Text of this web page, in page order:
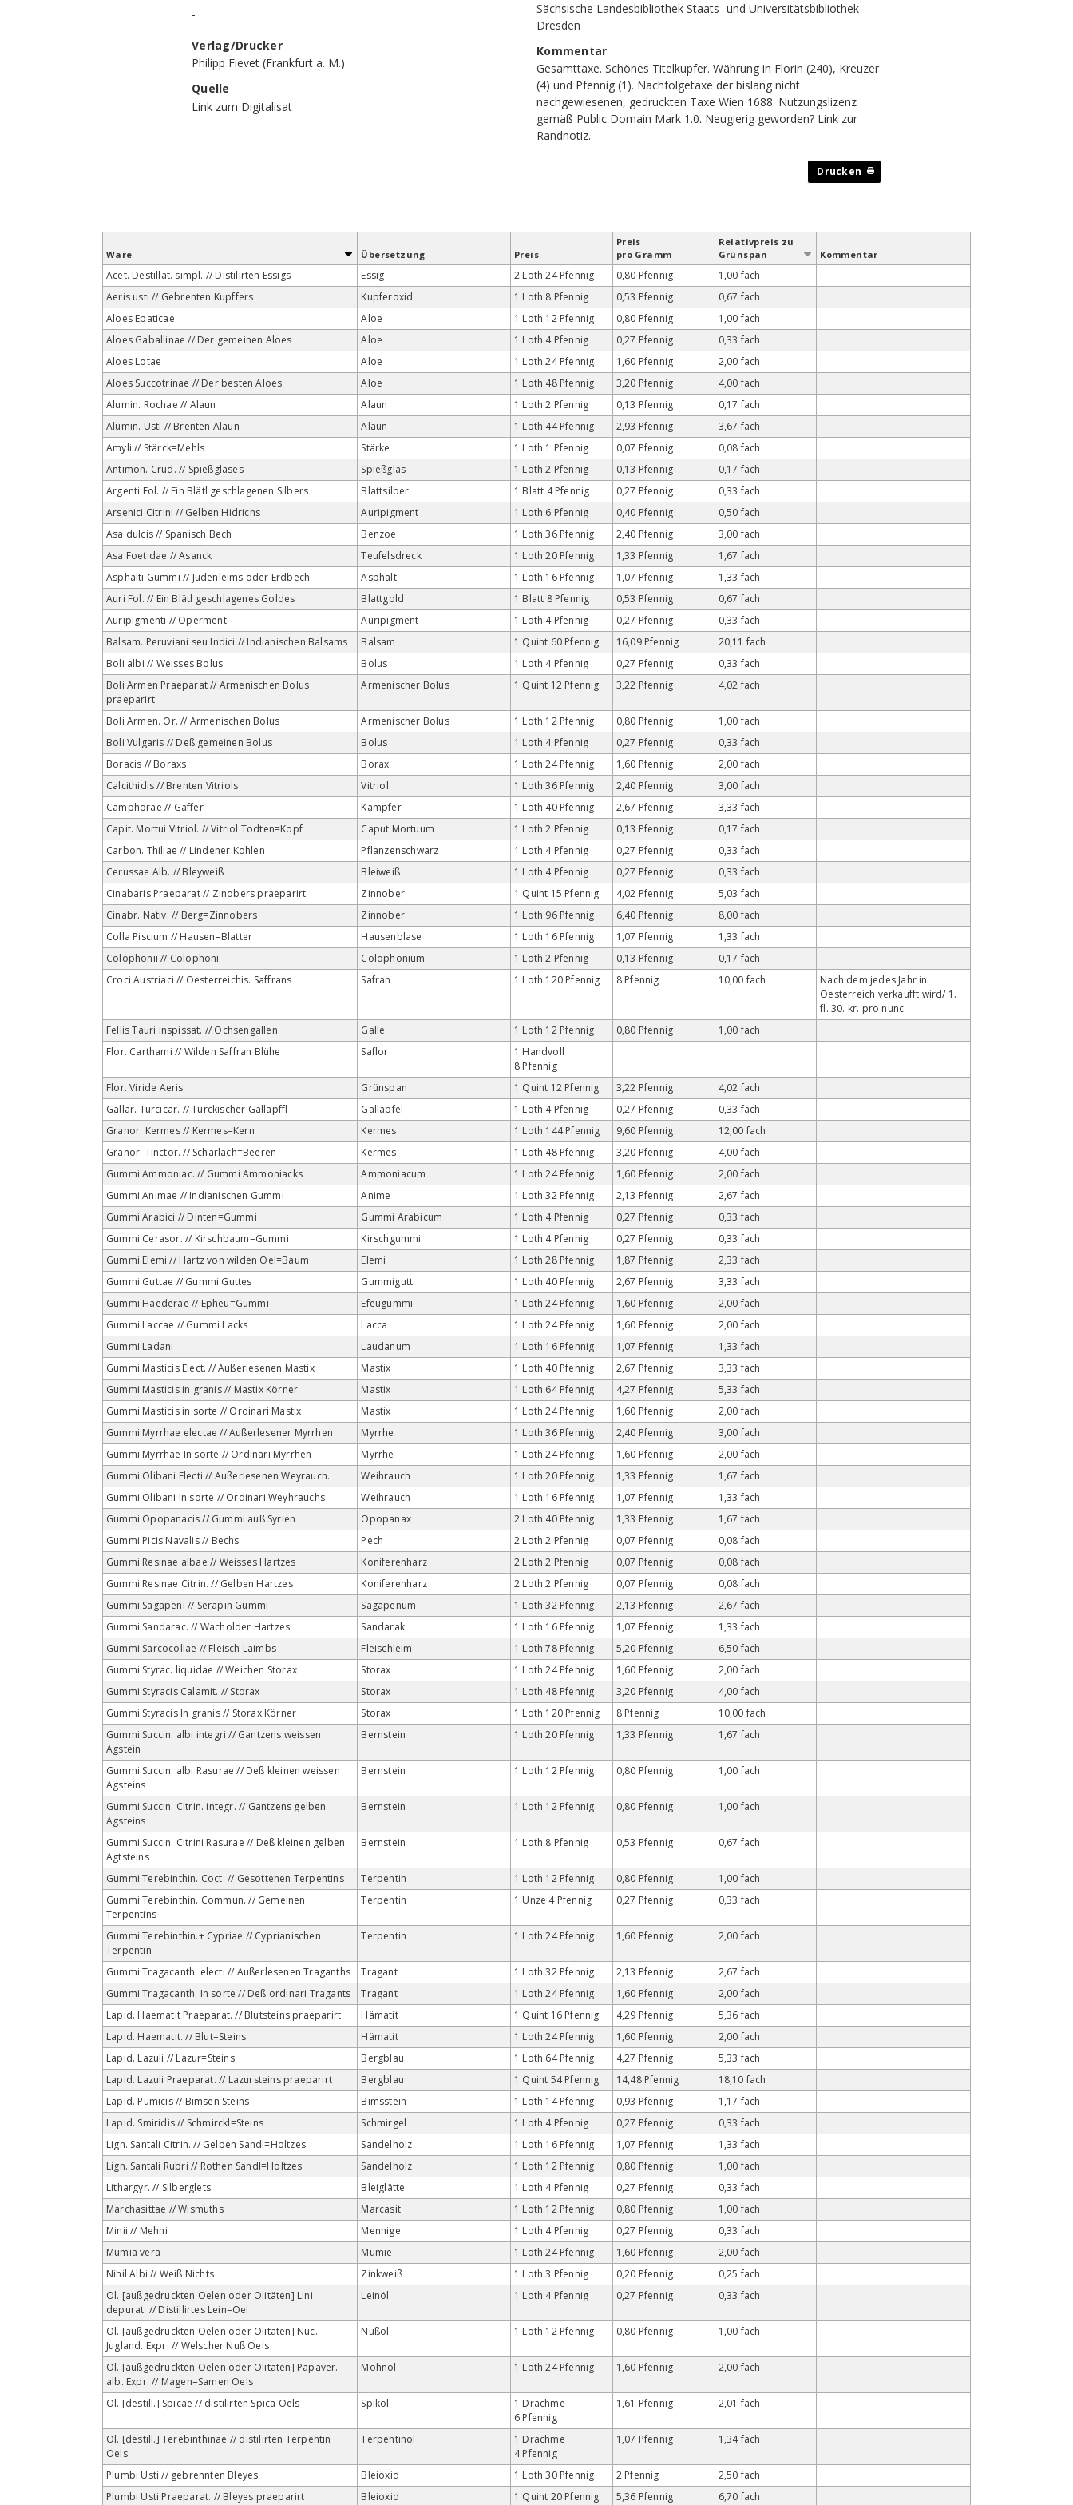
-
Verlag/Drucker
Philipp Fievet (Frankfurt a. M.)
Quelle
Link zum Digitalisat
Sächsische Landesbibliothek Staats- und Universitätsbibliothek
Dresden
Kommentar
Gesamttaxe. Schönes Titelkupfer. Währung in Florin (240), Kreuzer
(4) und Pfennig (1). Nachfolgetaxe der bislang nicht
nachgewiesenen, gedruckten Taxe Wien 1688. Nutzungslizenz
gemäß Public Domain Mark 1.0. Neugierig geworden? Link zur
Randnotiz.
Ware Übersetzung Preis
Preis
pro Gramm
Relativ­preis zu
Grün­span
Kommentar
Acet. Destillat. simpl. // Distilirten Essigs Essig 2 Loth 24 Pfennig 0,80 Pfennig
1,00 fach
Aeris usti // Gebrenten Kupffers
Kupferoxid 1 Loth 8 Pfennig 0,53 Pfennig
0,67 fach
Aloes Epaticae
Aloe 1 Loth 12 Pfennig 0,80 Pfennig
1,00 fach
Aloes Gaballinae // Der gemeinen Aloes
Aloe 1 Loth 4 Pfennig 0,27 Pfennig
0,33 fach
Aloes Lotae
Aloe 1 Loth 24 Pfennig 1,60 Pfennig
2,00 fach
Aloes Succotrinae // Der besten Aloes
Aloe 1 Loth 48 Pfennig 3,20 Pfennig
4,00 fach
Alumin. Rochae // Alaun
Alaun 1 Loth 2 Pfennig 0,13 Pfennig
0,17 fach
Alumin. Usti // Brenten Alaun
Alaun 1 Loth 44 Pfennig 2,93 Pfennig
3,67 fach
Amyli // Stärck=Mehls
Stärke 1 Loth 1 Pfennig 0,07 Pfennig
0,08 fach
Antimon. Crud. // Spießglases
Spießglas 1 Loth 2 Pfennig 0,13 Pfennig
0,17 fach
Argenti Fol. // Ein Blätl geschlagenen Silbers
Blattsilber 1 Blatt 4 Pfennig 0,27 Pfennig
0,33 fach
Arsenici Citrini // Gelben Hidrichs
Auripigment 1 Loth 6 Pfennig 0,40 Pfennig
0,50 fach
Asa dulcis // Spanisch Bech
Benzoe 1 Loth 36 Pfennig 2,40 Pfennig
3,00 fach
Asa Foetidae // Asanck
Teufelsdreck 1 Loth 20 Pfennig 1,33 Pfennig
1,67 fach
Asphalti Gummi // Judenleims oder Erdbech
Asphalt 1 Loth 16 Pfennig 1,07 Pfennig
1,33 fach
Auri Fol. // Ein Blätl geschlagenes Goldes
Blattgold 1 Blatt 8 Pfennig 0,53 Pfennig
0,67 fach
Auripigmenti // Operment
Auripigment 1 Loth 4 Pfennig 0,27 Pfennig
0,33 fach
Balsam. Peruviani seu Indici // Indianischen Balsams
Balsam 1 Quint 60 Pfennig 16,09 Pfennig
20,11 fach
Boli albi // Weisses Bolus
Bolus 1 Loth 4 Pfennig 0,27 Pfennig
0,33 fach
Boli Armen Praeparat // Armenischen Bolus
praeparirt
Armenischer Bolus 1 Quint 12 Pfennig 3,22 Pfennig 4,02 fach
Boli Armen. Or. // Armenischen Bolus Armenischer Bolus 1 Loth 12 Pfennig 0,80 Pfennig
1,00 fach
Boli Vulgaris // Deß gemeinen Bolus
Bolus 1 Loth 4 Pfennig 0,27 Pfennig
0,33 fach
Boracis // Boraxs
Borax 1 Loth 24 Pfennig 1,60 Pfennig
2,00 fach
Calcithidis // Brenten Vitriols
Vitriol 1 Loth 36 Pfennig 2,40 Pfennig
3,00 fach
Camphorae // Gaffer
Kampfer 1 Loth 40 Pfennig 2,67 Pfennig
3,33 fach
Capit. Mortui Vitriol. // Vitriol Todten=Kopf
Caput Mortuum 1 Loth 2 Pfennig 0,13 Pfennig
0,17 fach
Carbon. Thiliae // Lindener Kohlen
Pflanzenschwarz 1 Loth 4 Pfennig 0,27 Pfennig
0,33 fach
Cerussae Alb. // Bleyweiß
Bleiweiß 1 Loth 4 Pfennig 0,27 Pfennig
0,33 fach
Cinabaris Praeparat // Zinobers praeparirt
Zinnober 1 Quint 15 Pfennig 4,02 Pfennig
5,03 fach
Cinabr. Nativ. // Berg=Zinnobers
Zinnober 1 Loth 96 Pfennig 6,40 Pfennig
8,00 fach
Colla Piscium // Hausen=Blatter
Hausenblase 1 Loth 16 Pfennig 1,07 Pfennig
1,33 fach
Colophonii // Colophoni
Colophonium 1 Loth 2 Pfennig 0,13 Pfennig
0,17 fach
Croci Austriaci // Oesterreichis. Saffrans
Safran 1 Loth 120 Pfennig 8 Pfennig 10,00 fach
Nach dem jedes Jahr in
Oesterreich verkaufft wird/ 1.
fl. 30. kr. pro nunc.
Fellis Tauri inspissat. // Ochsengallen
Galle 1 Loth 12 Pfennig 0,80 Pfennig
1,00 fach
Flor. Carthami // Wilden Saffran Blühe
Saflor
1 Handvoll
8 Pfennig
Flor. Viride Aeris
Grünspan 1 Quint 12 Pfennig 3,22 Pfennig
4,02 fach
Gallar. Turcicar. // Türckischer Galläpffl
Galläpfel 1 Loth 4 Pfennig 0,27 Pfennig
0,33 fach
Granor. Kermes // Kermes=Kern
Kermes 1 Loth 144 Pfennig 9,60 Pfennig
12,00 fach
Granor. Tinctor. // Scharlach=Beeren
Kermes 1 Loth 48 Pfennig 3,20 Pfennig
4,00 fach
Gummi Ammoniac. // Gummi Ammoniacks
Ammoniacum 1 Loth 24 Pfennig 1,60 Pfennig
2,00 fach
Gummi Animae // Indianischen Gummi
Anime 1 Loth 32 Pfennig 2,13 Pfennig
2,67 fach
Gummi Arabici // Dinten=Gummi
Gummi Arabicum 1 Loth 4 Pfennig 0,27 Pfennig
0,33 fach
Gummi Cerasor. // Kirschbaum=Gummi
Kirschgummi 1 Loth 4 Pfennig 0,27 Pfennig
0,33 fach
Gummi Elemi // Hartz von wilden Oel=Baum
Elemi 1 Loth 28 Pfennig 1,87 Pfennig
2,33 fach
Gummi Guttae // Gummi Guttes
Gummigutt 1 Loth 40 Pfennig 2,67 Pfennig
3,33 fach
Gummi Haederae // Epheu=Gummi
Efeugummi 1 Loth 24 Pfennig 1,60 Pfennig
2,00 fach
Gummi Laccae // Gummi Lacks
Lacca 1 Loth 24 Pfennig 1,60 Pfennig
2,00 fach
Gummi Ladani
Laudanum 1 Loth 16 Pfennig 1,07 Pfennig
1,33 fach
Gummi Masticis Elect. // Außerlesenen Mastix
Mastix 1 Loth 40 Pfennig 2,67 Pfennig
3,33 fach
Gummi Masticis in granis // Mastix Körner
Mastix 1 Loth 64 Pfennig 4,27 Pfennig
5,33 fach
Gummi Masticis in sorte // Ordinari Mastix
Mastix 1 Loth 24 Pfennig 1,60 Pfennig
2,00 fach
Gummi Myrrhae electae // Außerlesener Myrrhen
Myrrhe 1 Loth 36 Pfennig 2,40 Pfennig
3,00 fach
Gummi Myrrhae In sorte // Ordinari Myrrhen
Myrrhe 1 Loth 24 Pfennig 1,60 Pfennig
2,00 fach
Gummi Olibani Electi // Außerlesenen Weyrauch.
Weihrauch 1 Loth 20 Pfennig 1,33 Pfennig
1,67 fach
Gummi Olibani In sorte // Ordinari Weyhrauchs
Weihrauch 1 Loth 16 Pfennig 1,07 Pfennig
1,33 fach
Gummi Opopanacis // Gummi auß Syrien
Opopanax 2 Loth 40 Pfennig 1,33 Pfennig
1,67 fach
Gummi Picis Navalis // Bechs
Pech 2 Loth 2 Pfennig 0,07 Pfennig
0,08 fach
Gummi Resinae albae // Weisses Hartzes
Koniferenharz 2 Loth 2 Pfennig 0,07 Pfennig
0,08 fach
Gummi Resinae Citrin. // Gelben Hartzes
Koniferenharz 2 Loth 2 Pfennig 0,07 Pfennig
0,08 fach
Gummi Sagapeni // Serapin Gummi
Sagapenum 1 Loth 32 Pfennig 2,13 Pfennig
2,67 fach
Gummi Sandarac. // Wacholder Hartzes
Sandarak 1 Loth 16 Pfennig 1,07 Pfennig
1,33 fach
Gummi Sarcocollae // Fleisch Laimbs
Fleischleim 1 Loth 78 Pfennig 5,20 Pfennig
6,50 fach
Gummi Styrac. liquidae // Weichen Storax
Storax 1 Loth 24 Pfennig 1,60 Pfennig
2,00 fach
Gummi Styracis Calamit. // Storax
Storax 1 Loth 48 Pfennig 3,20 Pfennig
4,00 fach
Gummi Styracis In granis // Storax Körner
Storax 1 Loth 120 Pfennig 8 Pfennig
10,00 fach
Gummi Succin. albi integri // Gantzens weissen
Agstein
Bernstein 1 Loth 20 Pfennig 1,33 Pfennig 1,67 fach
Gummi Succin. albi Rasurae // Deß kleinen weissen
Agsteins
Bernstein 1 Loth 12 Pfennig 0,80 Pfennig 1,00 fach
Gummi Succin. Citrin. integr. // Gantzens gelben
Agsteins
Bernstein 1 Loth 12 Pfennig 0,80 Pfennig 1,00 fach
Gummi Succin. Citrini Rasurae // Deß kleinen gelben
Agtsteins
Bernstein 1 Loth 8 Pfennig 0,53 Pfennig 0,67 fach
Gummi Terebinthin. Coct. // Gesottenen Terpentins Terpentin 1 Loth 12 Pfennig 0,80 Pfennig
1,00 fach
Gummi Terebinthin. Commun. // Gemeinen
Terpentins
Terpentin 1 Unze 4 Pfennig 0,27 Pfennig 0,33 fach
Gummi Terebinthin.+ Cypriae // Cyprianischen
Terpentin
Terpentin 1 Loth 24 Pfennig 1,60 Pfennig 2,00 fach
Gummi Tragacanth. electi // Außerlesenen Traganths Tragant 1 Loth 32 Pfennig 2,13 Pfennig
2,67 fach
Gummi Tragacanth. In sorte // Deß ordinari Tragants
Tragant 1 Loth 24 Pfennig 1,60 Pfennig
2,00 fach
Lapid. Haematit Praeparat. // Blutsteins praeparirt
Hämatit 1 Quint 16 Pfennig 4,29 Pfennig
5,36 fach
Lapid. Haematit. // Blut=Steins
Hämatit 1 Loth 24 Pfennig 1,60 Pfennig
2,00 fach
Lapid. Lazuli // Lazur=Steins
Bergblau 1 Loth 64 Pfennig 4,27 Pfennig
5,33 fach
Lapid. Lazuli Praeparat. // Lazursteins praeparirt
Bergblau 1 Quint 54 Pfennig 14,48 Pfennig
18,10 fach
Lapid. Pumicis // Bimsen Steins
Bimsstein 1 Loth 14 Pfennig 0,93 Pfennig
1,17 fach
Lapid. Smiridis // Schmirckl=Steins
Schmirgel 1 Loth 4 Pfennig 0,27 Pfennig
0,33 fach
Lign. Santali Citrin. // Gelben Sandl=Holtzes
Sandelholz 1 Loth 16 Pfennig 1,07 Pfennig
1,33 fach
Lign. Santali Rubri // Rothen Sandl=Holtzes
Sandelholz 1 Loth 12 Pfennig 0,80 Pfennig
1,00 fach
Lithargyr. // Silberglets
Bleiglätte 1 Loth 4 Pfennig 0,27 Pfennig
0,33 fach
Marchasittae // Wismuths
Marcasit 1 Loth 12 Pfennig 0,80 Pfennig
1,00 fach
Minii // Mehni
Mennige 1 Loth 4 Pfennig 0,27 Pfennig
0,33 fach
Mumia vera
Mumie 1 Loth 24 Pfennig 1,60 Pfennig
2,00 fach
Nihil Albi // Weiß Nichts
Zinkweiß 1 Loth 3 Pfennig 0,20 Pfennig
0,25 fach
Ol. [außgedruckten Oelen oder Olitäten] Lini
depurat. // Distillirtes Lein=Oel
Leinöl 1 Loth 4 Pfennig 0,27 Pfennig 0,33 fach
Ol. [außgedruckten Oelen oder Olitäten] Nuc.
Jugland. Expr. // Welscher Nuß Oels
Nußöl 1 Loth 12 Pfennig 0,80 Pfennig 1,00 fach
Ol. [außgedruckten Oelen oder Olitäten] Papaver.
alb. Expr. // Magen=Samen Oels
Mohnöl 1 Loth 24 Pfennig 1,60 Pfennig 2,00 fach
Ol. [destill.] Spicae // distilirten Spica Oels Spiköl
1 Drachme
6 Pfennig
1,61 Pfennig 2,01 fach
Ol. [destill.] Terebinthinae // distilirten Terpentin
Oels
Terpentinöl
1 Drachme
4 Pfennig
1,07 Pfennig 1,34 fach
Plumbi Usti // gebrennten Bleyes Bleioxid 1 Loth 30 Pfennig 2 Pfennig
2,50 fach
Plumbi Usti Praeparat. // Bleyes praeparirt
Bleioxid 1 Quint 20 Pfennig 5,36 Pfennig 6,70 fach